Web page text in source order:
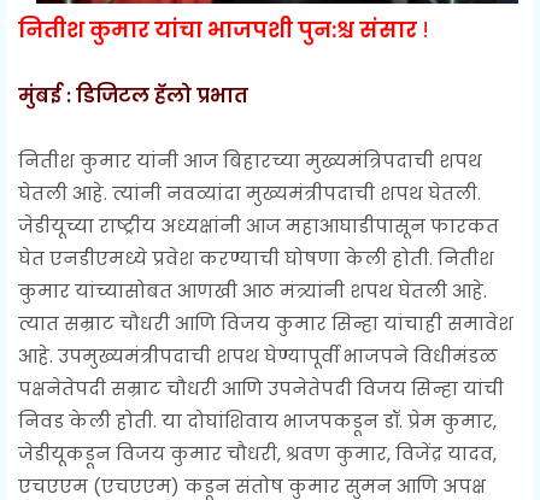
नितीश कुमार यांचा भाजपशी पुन:श्च संसार !
मुंबई : डिजिटल हॅलो प्रभात
नितीश कुमार यांनी आज बिहारच्या मुख्यमंत्रिपदाची शपथ
घेतली आहे. त्यांनी नवव्यांदा मुख्यमंत्रीपदाची शपथ घेतली.
जेडीयूच्या राष्ट्रीय अध्यक्षांनी आज महाआघाडीपासून फारकत
घेत एनडीएमध्ये प्रवेश करण्याची घोषणा केली होती. नितीश
कुमार यांच्यासोबत आणखी आठ मंत्र्यांनी शपथ घेतली आहे.
त्यात सम्राट चौधरी आणि विजय कुमार सिन्हा यांचाही समावेश
आहे. उपमुख्यमंत्रीपदाची शपथ घेण्यापूर्वी भाजपने विधीमंडळ
पक्षनेतेपदी सम्राट चौधरी आणि उपनेतेपदी विजय सिन्हा यांची
निवड केली होती. या दोघांशिवाय भाजपकडून डॉ. प्रेम कुमार,
जेडीयूकडून विजय कुमार चौधरी, श्रवण कुमार, विजेंद्र यादव,
एचएएम (एचएएम) कडून संतोष कुमार सुमन आणि अपक्ष